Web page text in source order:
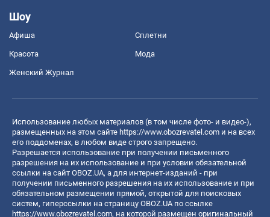
Шоу
Афиша Сплетни
Красота Мода
Женский Журнал
Использование любых материалов (в том числе фото- и видео-),
размещенных на этом сайте https://www.obozrevatel.com и на всех
его поддоменах, в любом виде строго запрещено.
Разрешается использование при получении письменного
разрешения на их использование и при условии обязательной
ссылки на сайт OBOZ.UA, а для интернет-изданий - при
получении письменного разрешения на их использование и при
обязательном размещении прямой, открытой для поисковых
систем, гиперссылки на страницу OBOZ.UA по ссылке
https://www.obozrevatel.com, на которой размещен оригинальный